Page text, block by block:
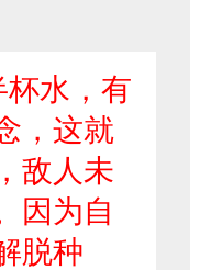
杯水，有
，这就
敌人未
因为自
脱种